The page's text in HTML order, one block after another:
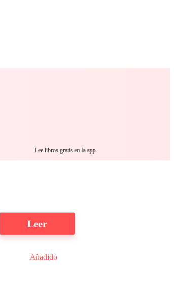
Lee libros gratis en la app
Leer
Añadido